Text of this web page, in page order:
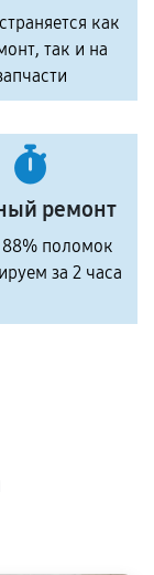
как
так и на
ремонт
поломок
за 2 часа